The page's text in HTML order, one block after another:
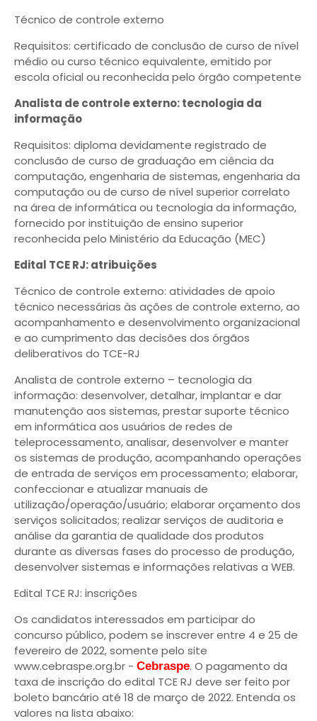
Técnico de controle externo
Requisitos: certificado de conclusão de curso de nível
médio ou curso técnico equivalente, emitido por
escola oficial ou reconhecida pelo órgão competente
Analista de controle externo: tecnologia da
informação
Requisitos: diploma devidamente registrado de
conclusão de curso de graduação em ciência da
computação, engenharia de sistemas, engenharia da
computação ou de curso de nível superior correlato
na área de informática ou tecnologia da informação,
fornecido por instituição de ensino superior
reconhecida pelo Ministério da Educação (MEC)
Edital TCE RJ: atribuições
Técnico de controle externo: atividades de apoio
técnico necessárias às ações de controle externo, ao
acompanhamento e desenvolvimento organizacional
e ao cumprimento das decisões dos órgãos
deliberativos do TCE-RJ
Analista de controle externo – tecnologia da
informação: desenvolver, detalhar, implantar e dar
manutenção aos sistemas, prestar suporte técnico
em informática aos usuários de redes de
teleprocessamento, analisar, desenvolver e manter
os sistemas de produção, acompanhando operações
de entrada de serviços em processamento; elaborar,
confeccionar e atualizar manuais de
utilização/operação/usuário; elaborar orçamento dos
serviços solicitados; realizar serviços de auditoria e
análise da garantia de qualidade dos produtos
durante as diversas fases do processo de produção,
desenvolver sistemas e informações relativas a WEB.
Edital TCE RJ: inscrições
Os candidatos interessados em participar do
concurso público, podem se inscrever entre 4 e 25 de
fevereiro de 2022, somente pelo site
www.cebraspe.org.br - Cebraspe. O pagamento da
taxa de inscrição do edital TCE RJ deve ser feito por
boleto bancário até 18 de março de 2022. Entenda os
valores na lista abaixo: